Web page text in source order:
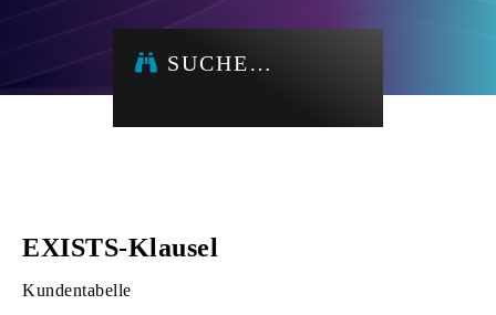
SUCHE…
EXISTS-Klausel
Kundentabelle